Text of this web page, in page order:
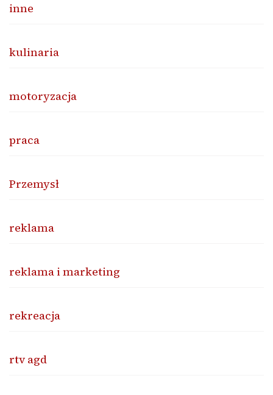
inne
kulinaria
motoryzacja
praca
Przemysł
reklama
reklama i marketing
rekreacja
rtv agd